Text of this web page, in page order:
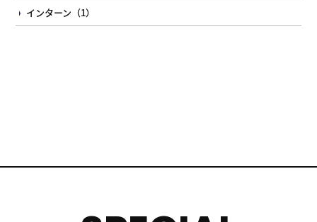
インターン（1）